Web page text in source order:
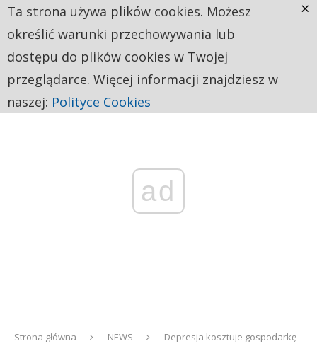
ad
Strona główna NEWS
Depresja kosztuje gospodarkę
Ta strona używa plików cookies. Możesz
określić warunki przechowywania lub
dostępu do plików cookies w Twojej
przeglądarce. Więcej informacji znajdziesz w
naszej: Polityce Cookies
×